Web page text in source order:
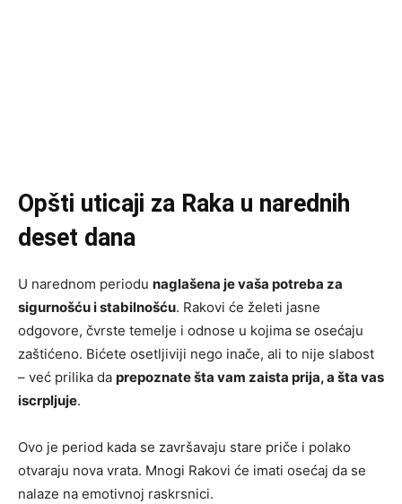
Opšti uticaji za Raka u narednih
deset dana
U narednom periodu naglašena je vaša potreba za
sigurnošću i stabilnošću. Rakovi će želeti jasne
odgovore, čvrste temelje i odnose u kojima se osećaju
zaštićeno. Bićete osetljiviji nego inače, ali to nije slabost
– već prilika da prepoznate šta vam zaista prija, a šta vas
iscrpljuje.
Ovo je period kada se završavaju stare priče i polako
otvaraju nova vrata. Mnogi Rakovi će imati osećaj da se
nalaze na emotivnoj raskrsnici.